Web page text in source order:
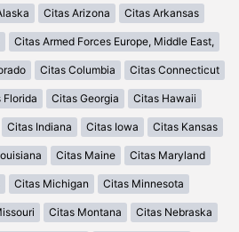
Citas Arizona Citas Arkansas
Citas Armed Forces Europe, Middle East,
Citas Columbia Citas Connecticut
Florida Citas Georgia Citas Hawaii
Citas Indiana Citas Iowa Citas Kansas
Citas Maine Citas Maryland
Citas Michigan Citas Minnesota
Citas Montana Citas Nebraska